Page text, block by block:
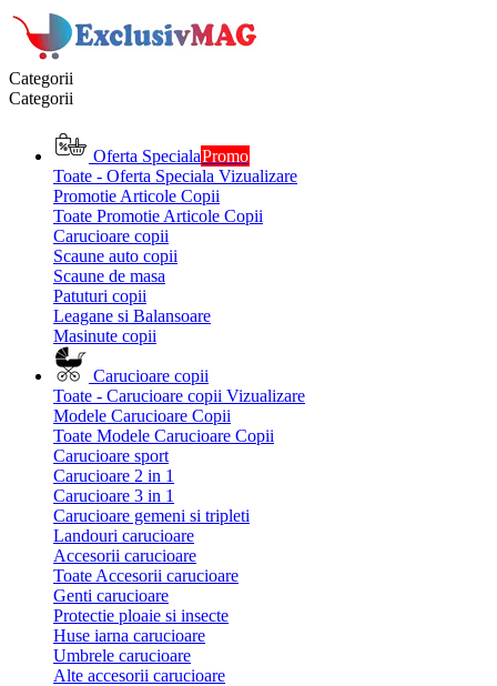
Categorii
Categorii
Oferta SpecialaPromo
Toate - Oferta Speciala Vizualizare
Promotie Articole Copii
Toate Promotie Articole Copii
Carucioare copii
Scaune auto copii
Scaune de masa
Patuturi copii
Leagane si Balansoare
Masinute copii
Carucioare copii
Toate - Carucioare copii Vizualizare
Modele Carucioare Copii
Toate Modele Carucioare Copii
Carucioare sport
Carucioare 2 in 1
Carucioare 3 in 1
Carucioare gemeni si tripleti
Landouri carucioare
Accesorii carucioare
Toate Accesorii carucioare
Genti carucioare
Protectie ploaie si insecte
Huse iarna carucioare
Umbrele carucioare
Alte accesorii carucioare